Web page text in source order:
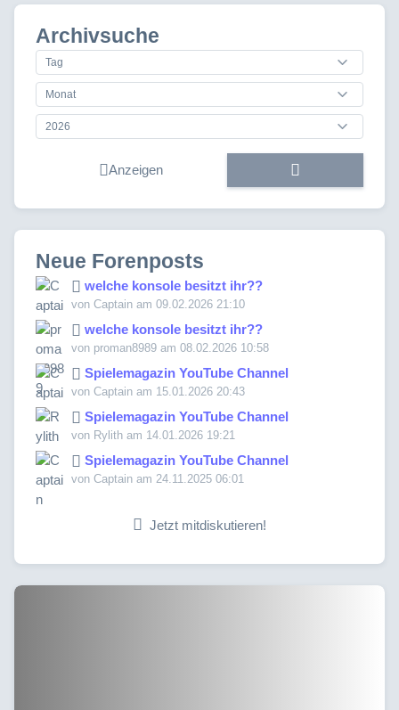
Archivsuche
Anzeigen
Neue Forenposts
welche konsole besitzt ihr??
von Captain am 09.02.2026 21:10
welche konsole besitzt ihr??
von proman8989 am 08.02.2026 10:58
Spielemagazin YouTube Channel
von Captain am 15.01.2026 20:43
Spielemagazin YouTube Channel
von Rylith am 14.01.2026 19:21
Spielemagazin YouTube Channel
von Captain am 24.11.2025 06:01
Jetzt mitdiskutieren!